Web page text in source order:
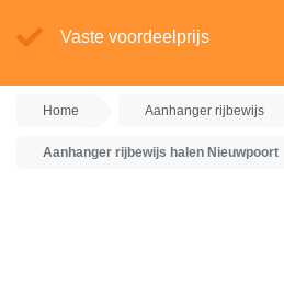
Vaste voordeelprijs
Home Aanhanger rijbewijs
Aanhanger rijbewijs halen Nieuwpoort